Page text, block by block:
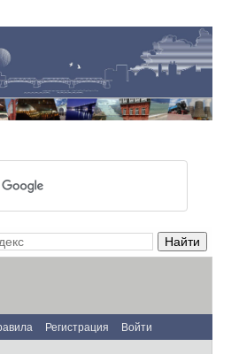
Регистрация Войти